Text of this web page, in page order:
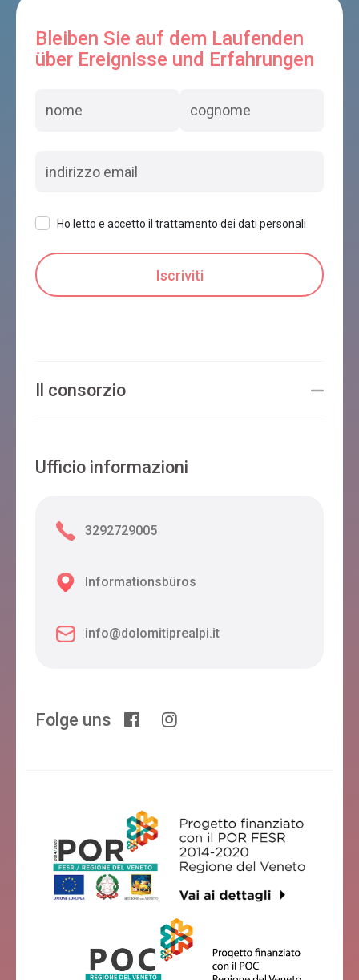
Bleiben Sie auf dem Laufenden
über Ereignisse und Erfahrungen
Ho letto e accetto il trattamento dei dati personali
Il consorzio
Ufficio informazioni
3292729005
Informationsbüros
info@dolomitiprealpi.it
Folge uns